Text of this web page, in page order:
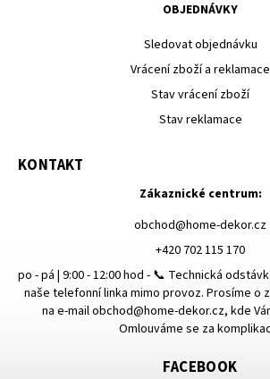
OBJEDNÁVKY
Sledovat objednávku
Vrácení zboží a reklamace
Stav vrácení zboží
Stav reklamace
KONTAKT
Zákaznické centrum:
obchod@home-dekor.cz
+420 702 115 170
po - pá | 9:00 - 12:00 hod - 📞 Technická
naše telefonní linka mimo provoz. Prosíme o
na e-mail obchod@home-dekor.cz, kde
Omlouváme se za
FACEBOOK